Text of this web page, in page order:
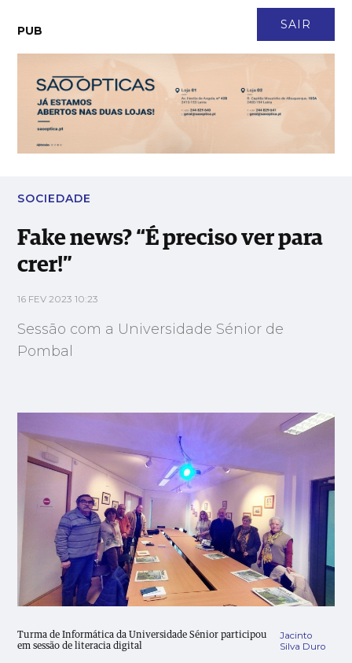
SAIR
PUB
Fake news? “É preciso ver para crer!”
SOCIEDADE
Fake news? “É preciso ver para
crer!”
16 FEV 2023 10:23
Sessão com a Universidade Sénior de
Pombal
Turma de Informática da Universidade Sénior participou
em sessão de literacia digital
Jacinto
Silva Duro